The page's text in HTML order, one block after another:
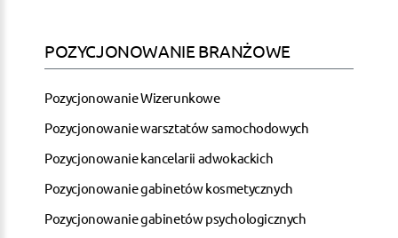
POZYCJONOWANIE BRANŻOWE
Pozycjonowanie Wizerunkowe
Pozycjonowanie warsztatów samochodowych
Pozycjonowanie kancelarii adwokackich
Pozycjonowanie gabinetów kosmetycznych
Pozycjonowanie gabinetów psychologicznych